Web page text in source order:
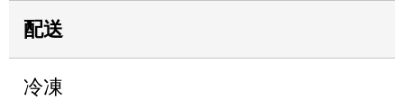
配送
冷凍